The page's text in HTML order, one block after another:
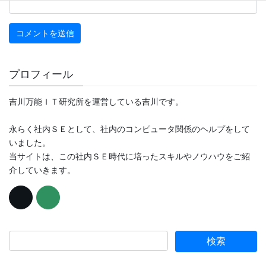
プロフィール
吉川万能ＩＴ研究所を運営している吉川です。
永らく社内ＳＥとして、社内のコンピュータ関係のヘルプをして
いました。
当サイトは、この社内ＳＥ時代に培ったスキルやノウハウをご紹
介していきます。